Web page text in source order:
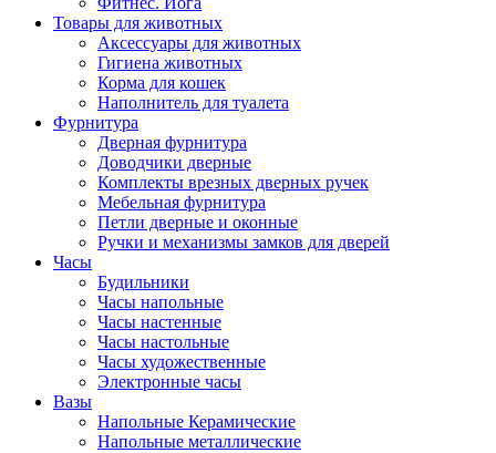
Товары для животных
Аксессуары для животных
Гигиена животных
Корма для кошек
Наполнитель для туалета
Фурнитура
Дверная фурнитура
Доводчики дверные
Комплекты врезных дверных ручек
Мебельная фурнитура
Петли дверные и оконные
Ручки и механизмы замков для дверей
Часы
Будильники
Часы напольные
Часы настенные
Часы настольные
Часы художественные
Электронные часы
Вазы
Напольные Керамические
Напольные металлические